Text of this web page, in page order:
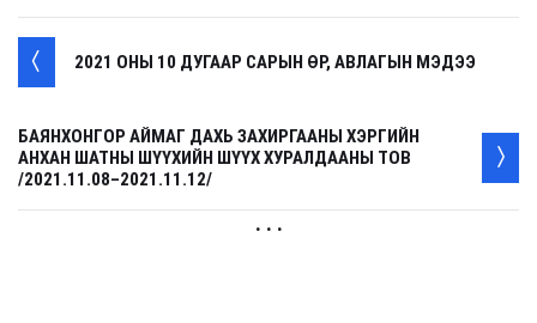
2021 ОНЫ 10 ДУГААР САРЫН ӨР, АВЛАГЫН МЭДЭЭ
БАЯНХОНГОР АЙМАГ ДАХЬ ЗАХИРГААНЫ ХЭРГИЙН
АНХАН ШАТНЫ ШҮҮХИЙН ШҮҮХ ХУРАЛДААНЫ ТОВ
/2021.11.08–2021.11.12/
. . .